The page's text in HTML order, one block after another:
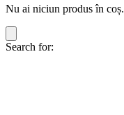
Nu ai niciun produs în coș.
Search for: